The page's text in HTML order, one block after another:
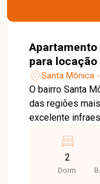
para
emSanta Mônica
O bairro Santa
das regiões
excelente
e diversos
conforto e qualidade
2
Dorm.